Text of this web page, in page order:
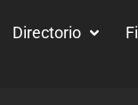
Directorio